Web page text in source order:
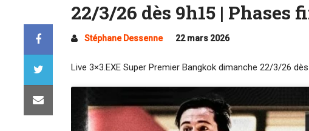
22/3/26 dès 9h15 | Phases
Stéphane Dessenne 22 mars 2026
Live 3×3.EXE Super Premier Bangkok dimanche 22/3/26